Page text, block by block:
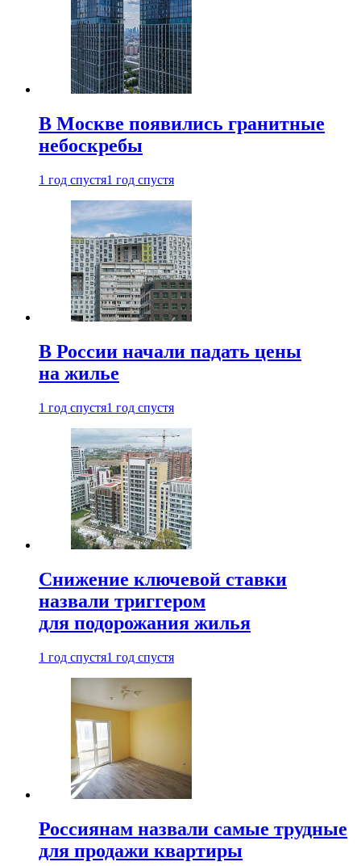
В Москве появились гранитные
небоскребы
1 год спустя1 год спустя
В России начали падать цены
на жилье
1 год спустя1 год спустя
Снижение ключевой ставки
назвали триггером
для подорожания жилья
1 год спустя1 год спустя
Россиянам назвали самые трудные
для продажи квартиры